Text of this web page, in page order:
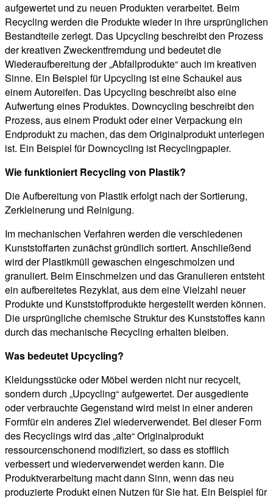
aufgewertet und zu neuen Produkten verarbeitet. Beim
Recycling werden die Produkte wieder in ihre ursprünglichen
Bestandteile zerlegt. Das Upcycling beschreibt den Prozess
der kreativen Zweckentfremdung und bedeutet die
Wiederaufbereitung der „Abfallprodukte“ auch im kreativen
Sinne. Ein Beispiel für Upcycling ist eine Schaukel aus
einem Autoreifen. Das Upcycling beschreibt also eine
Aufwertung eines Produktes. Downcycling beschreibt den
Prozess, aus einem Produkt oder einer Verpackung ein
Endprodukt zu machen, das dem Originalprodukt unterlegen
ist. Ein Beispiel für Downcycling ist Recyclingpapier.
Wie funktioniert Recycling von Plastik?
Die Aufbereitung von Plastik erfolgt nach der Sortierung,
Zerkleinerung und Reinigung.
Im mechanischen Verfahren werden die verschiedenen
Kunststoffarten zunächst gründlich sortiert. Anschließend
wird der Plastikmüll gewaschen eingeschmolzen und
granuliert. Beim Einschmelzen und das Granulieren entsteht
ein aufbereitetes Rezyklat, aus dem eine Vielzahl neuer
Produkte und Kunststoffprodukte hergestellt werden können.
Die ursprüngliche chemische Struktur des Kunststoffes kann
durch das mechanische Recycling erhalten bleiben.
Was bedeutet Upcycling?
Kleidungsstücke oder Möbel werden nicht nur recycelt,
sondern durch „Upcycling“ aufgewertet. Der ausgediente
oder verbrauchte Gegenstand wird meist in einer anderen
Formfür ein anderes Ziel wiederverwendet. Bei dieser Form
des Recyclings wird das „alte“ Originalprodukt
ressourcenschonend modifiziert, so dass es stofflich
verbessert und wiederverwendet werden kann. Die
Produktverarbeitung macht dann Sinn, wenn das neu
produzierte Produkt einen Nutzen für Sie hat. Ein Beispiel für